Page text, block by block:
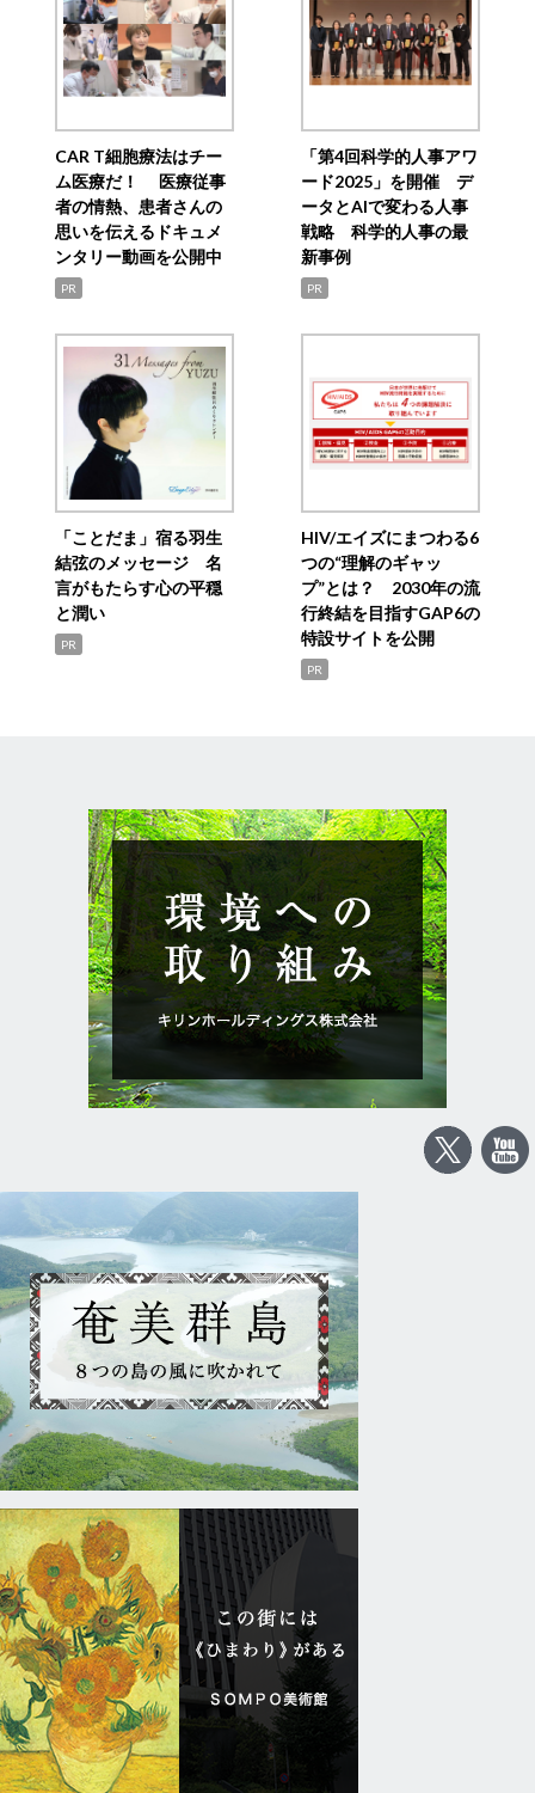
CAR T細胞療法はチー
ム医療だ！ 医療従事
者の情熱、患者さんの
思いを伝えるドキュメ
ンタリー動画を公開中
PR
「第4回科学的人事アワ
ード2025」を開催 デ
ータとAIで変わる人事
戦略 科学的人事の最
新事例
PR
「ことだま」宿る羽生
結弦のメッセージ 名
言がもたらす心の平穏
と潤い
PR
HIV/エイズにまつわる6
つの“理解のギャッ
プ”とは？ 2030年の流
行終結を目指すGAP6の
特設サイトを公開
PR